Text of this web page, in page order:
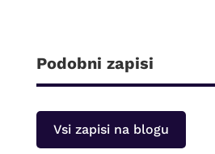
Podobni zapisi
Vsi zapisi na blogu